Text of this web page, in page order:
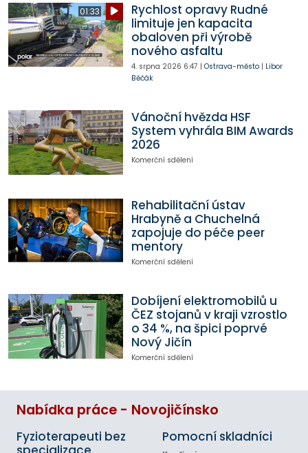
01:33
Rychlost opravy Rudné
limituje jen kapacita
obaloven při výrobě
nového asfaltu
4. srpna 2026 6:47 | Ostrava-město| Libor
Běčák
Vánoční hvězda HSF
System vyhrála BIM Awards
2026
Komerční sdělení
Rehabilitační ústav
Hrabyně a Chuchelná
zapojuje do péče peer
mentory
Komerční sdělení
Dobíjení elektromobilů u
ČEZ stojanů v kraji vzrostlo
o 34 %, na špici poprvé
Nový Jičín
Komerční sdělení
Nabídka práce - Novojičínsko
Fyzioterapeuti bez
Pomocní skladníci